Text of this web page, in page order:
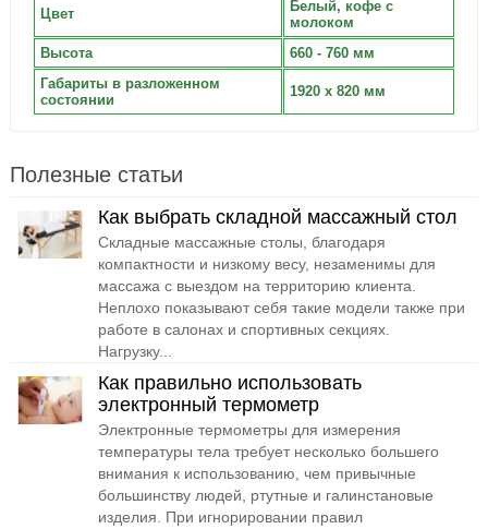
Цвет
Белый, кофе с
молоком
Высота
660 - 760 мм
Габариты в разложенном
состоянии
1920 х 820 мм
Полезные статьи
Как выбрать складной массажный стол
Складные массажные столы, благодаря
компактности и низкому весу, незаменимы для
массажа с выездом на территорию клиента.
Неплохо показывают себя такие модели также при
работе в салонах и спортивных секциях.
Нагрузку...
Как правильно использовать
электронный термометр
Электронные термометры для измерения
температуры тела требует несколько большего
внимания к использованию, чем привычные
большинству людей, ртутные и галинстановые
изделия. При игнорировании правил